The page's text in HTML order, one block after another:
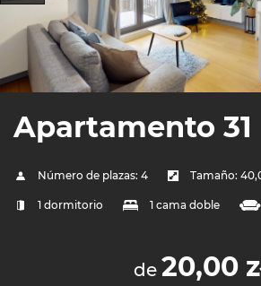
Apartamento 31
Número de plazas: 4 Tamaño:
1 dormitorio 1 cama doble
de 20,00